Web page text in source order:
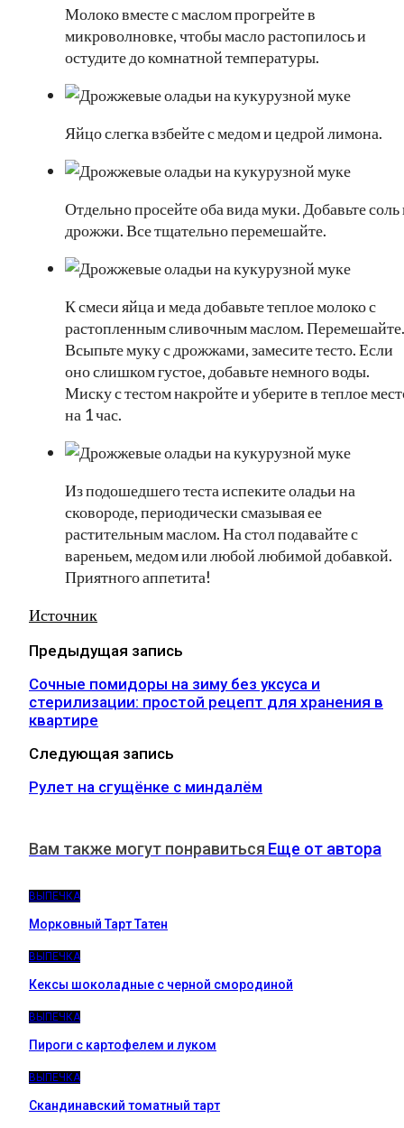
Молоко вместе с маслом прогрейте в
микроволновке, чтобы масло растопилось и
остудите до комнатной температуры.
Яйцо слегка взбейте с медом и цедрой лимона.
Отдельно просейте оба вида муки. Добавьте соль
дрожжи. Все тщательно перемешайте.
К смеси яйца и меда добавьте теплое молоко с
растопленным сливочным маслом. Перемешайте.
Всыпьте муку с дрожжами, замесите тесто. Если
оно слишком густое, добавьте немного воды.
Миску с тестом накройте и уберите в теплое
на 1 час.
Из подошедшего теста испеките оладьи на
сковороде, периодически смазывая ее
растительным маслом. На стол подавайте с
вареньем, медом или любой любимой добавкой.
Приятного аппетита!
Источник
Предыдущая запись
Сочные помидоры на зиму без уксуса и
стерилизации: простой рецепт для хранения в
квартире
Следующая запись
Рулет на сгущёнке с миндалём
Вам также могут понравиться Еще от автора
ВЫПЕЧКА
Морковный Тарт Татен
ВЫПЕЧКА
Кексы шоколадные с черной смородиной
ВЫПЕЧКА
Пироги c картофелем и луком
ВЫПЕЧКА
Скандинавский томатный тарт